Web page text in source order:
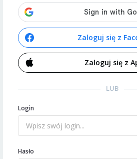
Zaloguj się z
Zaloguj się z
LUB
Login
Hasło